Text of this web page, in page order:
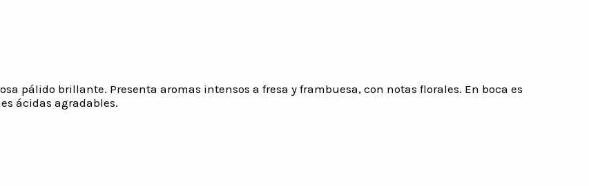
pálido brillante. Presenta aromas intensos a fresa y frambuesa, con notas florales. En boca es
ácidas agradables.